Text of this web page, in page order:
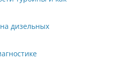
дизельных